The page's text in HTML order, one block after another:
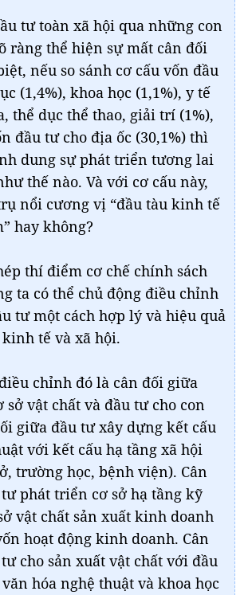
tư toàn xã hội qua những con
ràng thể hiện sự mất cân đối
nếu so sánh cơ cấu vốn đầu
(1,4%), khoa học (1,1%), y tế
thể dục thể thao, giải trí (1%),
đầu tư cho địa ốc (30,1%) thì
dung sự phát triển tương lai
thế nào. Và với cơ cấu này,
nổi cương vị “đầu tàu kinh tế
hay không?
thí điểm cơ chế chính sách
ta có thể chủ động điều chỉnh
tư một cách hợp lý và hiệu quả
tế và xã hội.
chỉnh đó là cân đối giữa
sở vật chất và đầu tư cho con
giữa đầu tư xây dựng kết cấu
với kết cấu hạ tầng xã hội
trường học, bệnh viện). Cân
phát triển cơ sở hạ tầng kỹ
vật chất sản xuất kinh doanh
hoạt động kinh doanh. Cân
cho sản xuất vật chất với đầu
hóa nghệ thuật và khoa học